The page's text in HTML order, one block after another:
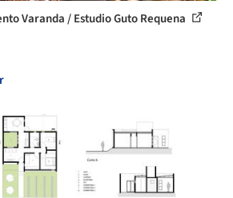
Varanda / Estudio Guto Requena